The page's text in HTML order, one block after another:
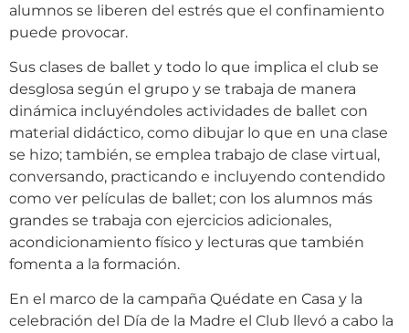
alumnos se liberen del estrés que el confinamiento
puede provocar.
Sus clases de ballet y todo lo que implica el club se
desglosa según el grupo y se trabaja de manera
dinámica incluyéndoles actividades de ballet con
material didáctico, como dibujar lo que en una clase
se hizo; también, se emplea trabajo de clase virtual,
conversando, practicando e incluyendo contendido
como ver películas de ballet; con los alumnos más
grandes se trabaja con ejercicios adicionales,
acondicionamiento físico y lecturas que también
fomenta a la formación.
En el marco de la campaña Quédate en Casa y la
celebración del Día de la Madre el Club llevó a cabo la